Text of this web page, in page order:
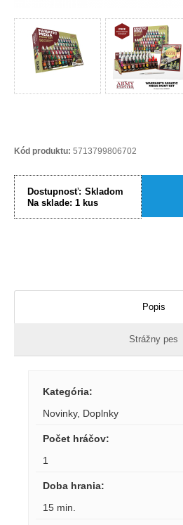
Kód produktu: 5713799806702
Dostupnosť: Skladom
Na sklade: 1 kus
Popis
Strážny pes
Kategória:
Novinky, Doplnky
Počet hráčov:
1
Doba hrania:
15 min.